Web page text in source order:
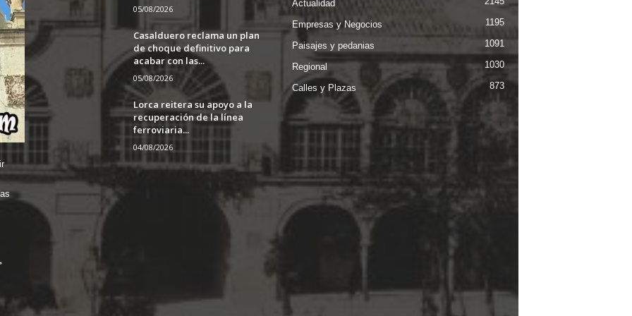
05/08/2026
Casalduero reclama un plan
de choque definitivo para
acabar con las...
05/08/2026
Lorca reitera su apoyo a la
recuperación de la línea
ferroviaria...
04/08/2026
Actualidad
Empresas y Negocios 1195
Paisajes y pedanias 1091
Regional 1030
Calles y Plazas 873